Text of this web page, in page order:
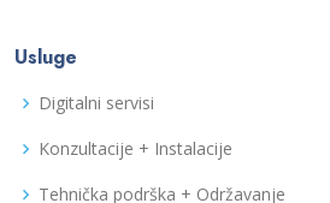
Usluge
Digitalni servisi
Konzultacije + Instalacije
Tehnička podrška + Održavanje